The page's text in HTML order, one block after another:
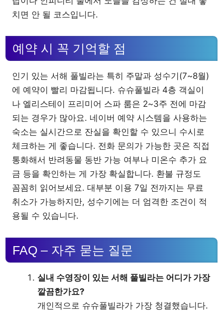
치면 안 될 코스입니다.
예약 시 꼭 기억할 점
인기 있는 서해 풀빌라는 특히 주말과 성수기(7~8월)
에 예약이 빨리 마감됩니다. 슈슈풀빌라 4층 객실이
나 엘리스테이 프리미어 스파 룸은 2~3주 전에 마감
되는 경우가 많아요. 네이버 예약 시스템을 사용하는
숙소는 실시간으로 잔실을 확인할 수 있으니 수시로
체크하는 게 좋습니다. 전화 문의가 가능한 곳은 직접
통화해서 반려동물 동반 가능 여부나 미온수 추가 요
금 등을 확인하는 게 가장 확실합니다. 환불 규정도
꼼꼼히 읽어보세요. 대부분 이용 7일 전까지는 무료
취소가 가능하지만, 성수기에는 더 엄격한 조건이 적
용될 수 있습니다.
FAQ – 자주 묻는 질문
실내 수영장이 있는 서해 풀빌라는 어디가 가장
깔끔한가요?
개인적으로 슈슈풀빌라가 가장 청결했습니다.